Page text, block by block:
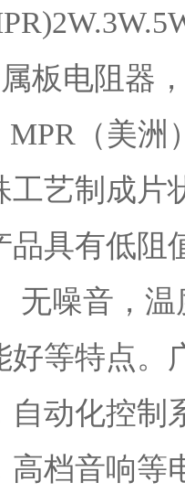
板电阻器
MPR（美
工艺制成片
品具有低阻
无噪音，
好等特点。
自动化控制
高档音响等